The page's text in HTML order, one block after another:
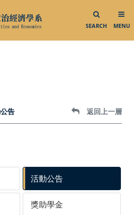
SEARCH MENU
告 返回上一層
活動公告
獎助學金